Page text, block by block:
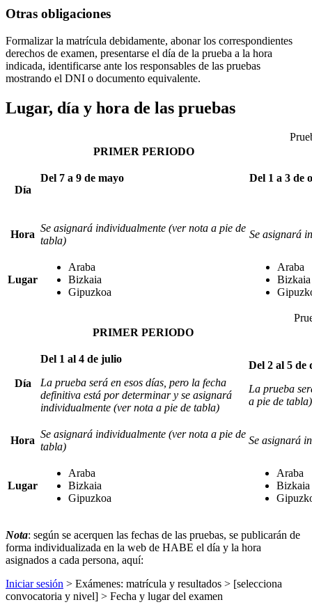
Otras obligaciones
Formalizar la matrícula debidamente, abonar los correspondientes
derechos de examen, presentarse el día de la prueba a la hora
indicada, identificarse ante los responsables de las pruebas
mostrando el DNI o documento equivalente.
Lugar, día y hora de las pruebas
PRIMER PERIODO
Día
Del 7 a 9 de mayo Del 1 a 3 de
Hora
Se asignará individualmente (ver nota a pie de
tabla)
Se asignará
Lugar
Araba
Bizkaia
Gipuzkoa
Araba
Bizkaia
PRIMER PERIODO
Día
Del 1 al 4 de julio
La prueba será en esos días, pero la fecha
definitiva está por determinar y se asignará
individualmente (ver nota a pie de tabla)
Del 2 al 5 de
La prueba
a pie de tabla)
Hora
Se asignará individualmente (ver nota a pie de
tabla)
Se asignará
Lugar
Araba
Bizkaia
Gipuzkoa
Araba
Bizkaia
Nota: según se acerquen las fechas de las pruebas, se publicarán de
forma individualizada en la web de HABE el día y la hora
asignados a cada persona, aquí:
Iniciar sesión > Exámenes: matrícula y resultados > [selecciona
convocatoria y nivel] > Fecha y lugar del examen